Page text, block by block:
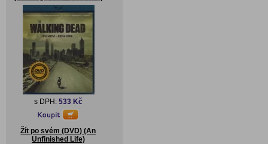
s DPH: 533 Kč
Žít po svém (DVD) (An
Unfinished Life)